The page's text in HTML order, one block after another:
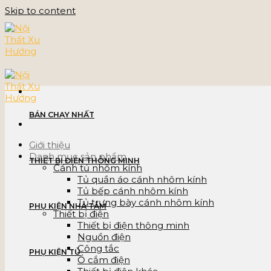
Skip to content
Giới thiệu
Danh mục sản phẩm
Cánh tủ nhôm kính
Tủ quần áo cánh nhôm kính
Tủ bếp cánh nhôm kính
Tủ trưng bày cánh nhôm kính
Thiết bị điện
Thiết bị điện thông minh
Nguồn điện
Công tắc
Ổ cắm điện
BÁN CHẠY NHẤT
THIẾT BỊ ĐIỆN THÔNG MINH
PHỤ KIỆN NHÀ TẮM
PHỤ KIỆN TỦ